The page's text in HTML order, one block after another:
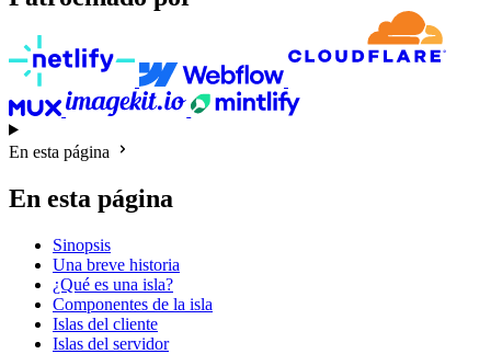
En esta página
En esta página
Sinopsis
Una breve historia
¿Qué es una isla?
Componentes de la isla
Islas del cliente
Islas del servidor